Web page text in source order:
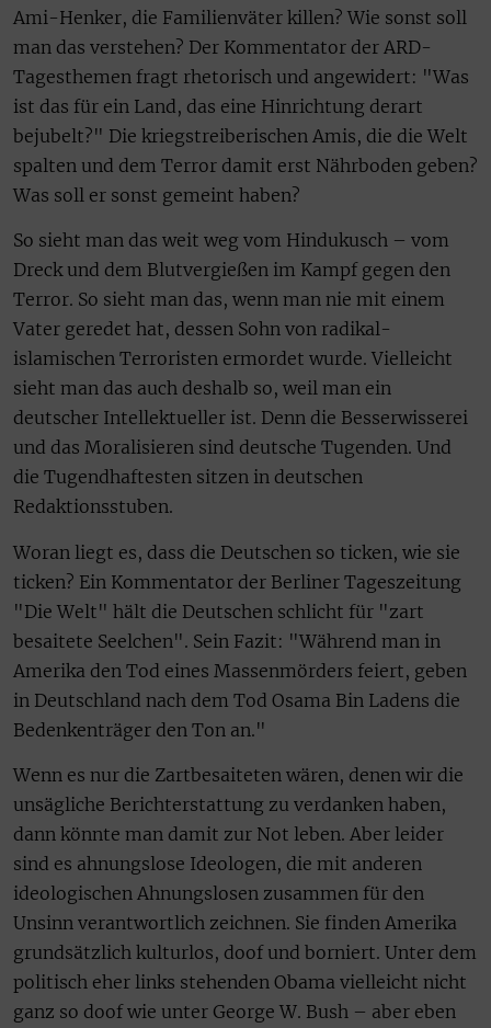
Ami-Henker, die Familienväter killen? Wie sonst soll
man das verstehen? Der Kommentator der ARD-
Tagesthemen fragt rhetorisch und angewidert: "Was
ist das für ein Land, das eine Hinrichtung derart
bejubelt?" Die kriegstreiberischen Amis, die die Welt
spalten und dem Terror damit erst Nährboden geben?
Was soll er sonst gemeint haben?
So sieht man das weit weg vom Hindukusch – vom
Dreck und dem Blutvergießen im Kampf gegen den
Terror. So sieht man das, wenn man nie mit einem
Vater geredet hat, dessen Sohn von radikal-
islamischen Terroristen ermordet wurde. Vielleicht
sieht man das auch deshalb so, weil man ein
deutscher Intellektueller ist. Denn die Besserwisserei
und das Moralisieren sind deutsche Tugenden. Und
die Tugendhaftesten sitzen in deutschen
Redaktionsstuben.
Woran liegt es, dass die Deutschen so ticken, wie sie
ticken? Ein Kommentator der Berliner Tageszeitung
"Die Welt" hält die Deutschen schlicht für "zart
besaitete Seelchen". Sein Fazit: "Während man in
Amerika den Tod eines Massenmörders feiert, geben
in Deutschland nach dem Tod Osama Bin Ladens die
Bedenkenträger den Ton an."
Wenn es nur die Zartbesaiteten wären, denen wir die
unsägliche Berichterstattung zu verdanken haben,
dann könnte man damit zur Not leben. Aber leider
sind es ahnungslose Ideologen, die mit anderen
ideologischen Ahnungslosen zusammen für den
Unsinn verantwortlich zeichnen. Sie finden Amerika
grundsätzlich kulturlos, doof und borniert. Unter dem
politisch eher links stehenden Obama vielleicht nicht
ganz so doof wie unter George W. Bush – aber eben